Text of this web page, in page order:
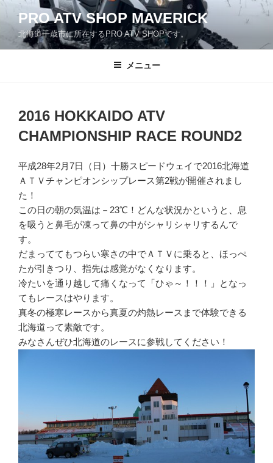
テ
ン
PRO ATV SHOP MAVERICK
北海道千歳市に所在するPRO ATV SHOPです。
メニュー
2016 HOKKAIDO ATV
CHAMPIONSHIP RACE ROUND2
平成28年2月7日（日）十勝スピードウェイで2016北海道
ＡＴＶチャンピオンシップレース第2戦が開催されまし
た！
この日の朝の気温は－23℃！どんな状況かというと、息
を吸うと鼻毛が凍って鼻の中がシャリシャリするんで
す。
だまっててもつらい寒さの中でＡＴＶに乗ると、ほっぺ
たが引きつり、指先は感覚がなくなります。
冷たいを通り越して痛くなって「ひゃ～！！！」となっ
てもレースはやります。
真冬の極寒レースから真夏の灼熱レースまで体験できる
北海道って素敵です。
みなさんぜひ北海道のレースに参戦してください！